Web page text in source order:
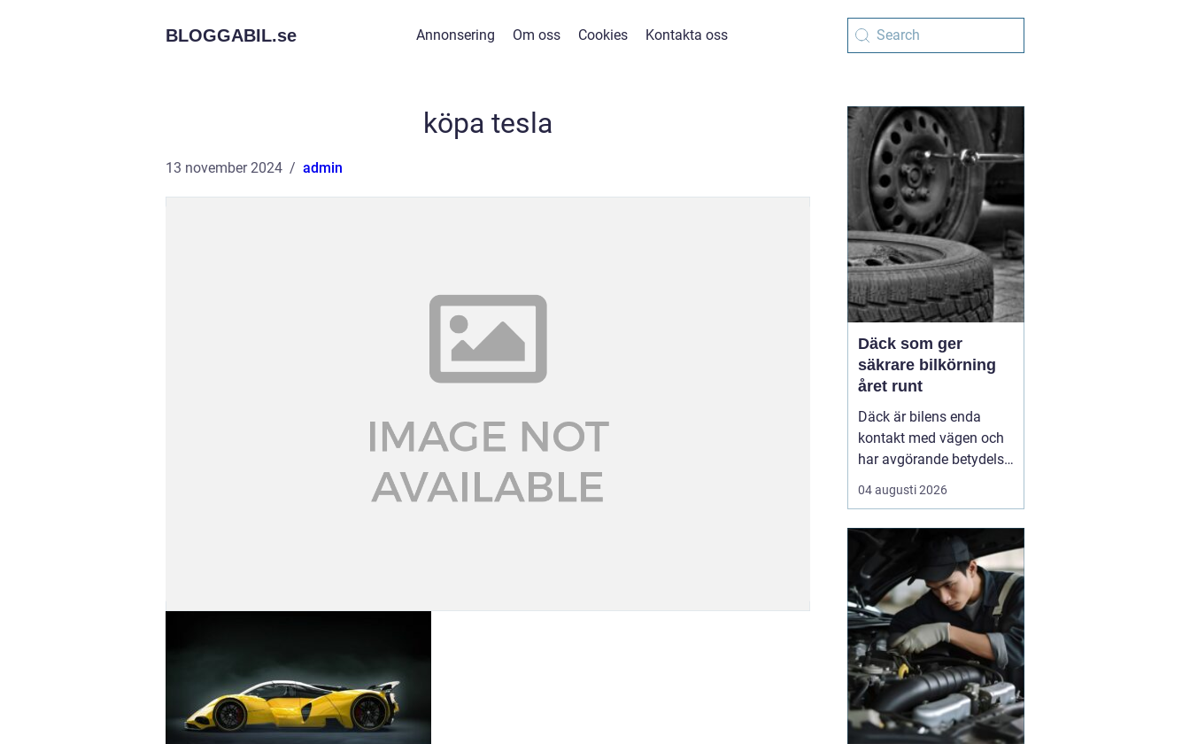
BLOGGABIL.se Annonsering Om oss Cookies Kontakta oss
köpa tesla
13 november 2024 admin
Däck som ger
säkrare bilkörning
året runt
Däck är bilens enda
kontakt med vägen och
har avgörande betydelse
för både säkerhet,
komfort och
Genom att välja rätt typ
av däck, sköta dem på
rätt s&au...
04 augusti 2026